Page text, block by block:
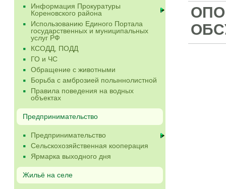
Информация Прокуратуры
Кореновского района
Использованию Единого Портала
государственных и муниципальных
услуг РФ
КСОДД, ПОДД
ГО и ЧС
Обращение с животными
Борьба с амброзией полыннолистной
Правила поведения на водных
объектах
Предпринимательство
Предпринимательство
Сельскохозяйственная кооперация
Ярмарка выходного дня
Жильё на селе